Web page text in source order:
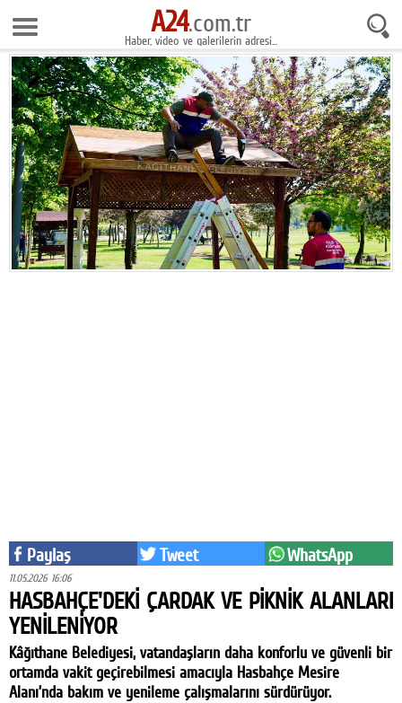
8 Ağustos 2026 21:48:09
Anasayfa
Foto Galeri
Gazeteler
Video Galeri
Gündem
Ekonomi
Yaşam
Bilim
Kültür-sanat
Sağlık
Yazarlar
A24.com.tr
Haber, video ve galerilerin adresi...
Paylaş Tweet WhatsApp
11.05.2026 16:06
HASBAHÇE'DEKİ ÇARDAK VE PİKNİK ALANLARI
YENİLENİYOR
Kâğıthane Belediyesi, vatandaşların daha konforlu ve güvenli bir
ortamda vakit geçirebilmesi amacıyla Hasbahçe Mesire
Alanı’nda bakım ve yenileme çalışmalarını sürdürüyor.